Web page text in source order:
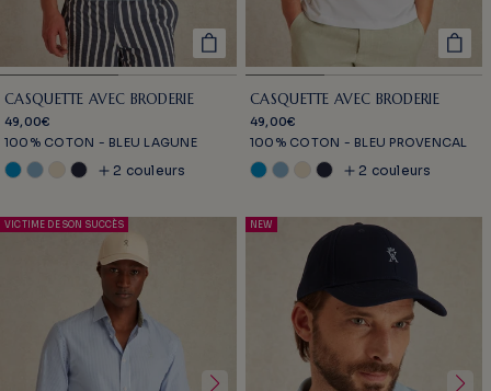
CASQUETTE AVEC BRODERIE
49,00€
100% COTON - BLEU LAGUNE
2 couleurs
CASQUETTE AVEC BRODERIE
49,00€
100% COTON - BLEU PROVENCAL
2 couleurs
VICTIME DE SON SUCCÈS NEW